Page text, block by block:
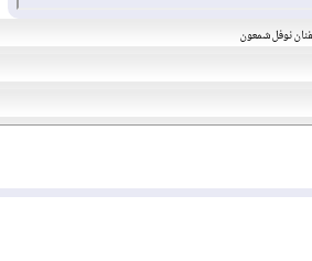
نوفل شمعون